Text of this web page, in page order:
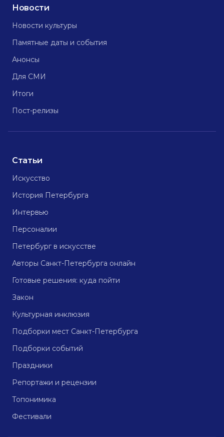
Новости
Новости культуры
Памятные даты и события
Анонсы
Для СМИ
Итоги
Пост-релизы
Статьи
Искусство
История Петербурга
Интервью
Персоналии
Петербург в искусстве
Авторы Санкт-Петербурга онлайн
Готовые решения: куда пойти
Закон
Культурная инклюзия
Подборки мест Санкт-Петербурга
Подборки событий
Праздники
Репортажи и рецензии
Топонимика
Фестивали